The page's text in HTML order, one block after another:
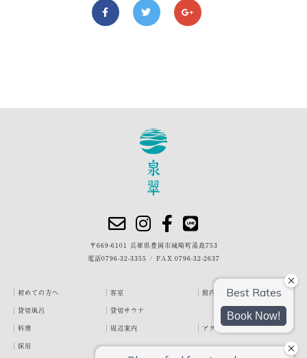
〒669-6101 兵庫県豊岡市城崎町湯島753
電話0796-32-3355 / FAX.0796-32-2637
初めての方へ 客室
館内・施設
貸切風呂
貸切サウナ
料理
周辺案内
アクセス
採用